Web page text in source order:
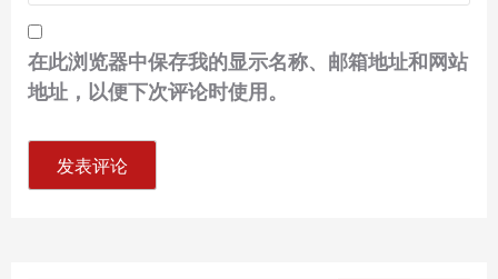
在此浏览器中保存我的显示名称、邮箱地址和网站
地址，以便下次评论时使用。